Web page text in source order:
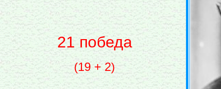
21 победа
(19 + 2)